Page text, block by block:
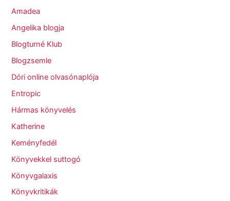
Amadea
Angelika blogja
Blogturné Klub
Blogzsemle
Dóri online olvasónaplója
Entropic
Hármas könyvelés
Katherine
Keményfedél
Könyvekkel suttogó
Könyvgalaxis
Könyvkritikák